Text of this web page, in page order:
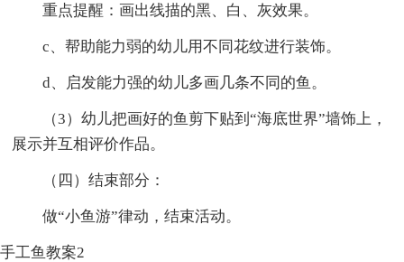
重点提醒：画出线描的黑、白、灰效果。
c、帮助能力弱的幼儿用不同花纹进行装饰。
d、启发能力强的幼儿多画几条不同的鱼。
（3）幼儿把画好的鱼剪下贴到“海底世界”墙饰上，
展示并互相评价作品。
（四）结束部分：
做“小鱼游”律动，结束活动。
手工鱼教案2